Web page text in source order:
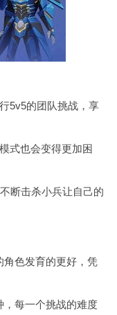
5v5的团队挑战，享
式也会变得更加困
断击杀小兵让自己的
角色发育的更好，凭
，每一个挑战的难度